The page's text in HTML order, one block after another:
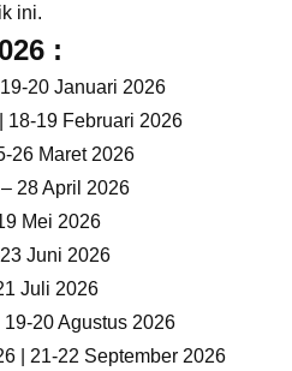
ini.
:
20 Januari 2026
18-19 Februari 2026
26 Maret 2026
28 April 2026
Mei 2026
Juni 2026
Juli 2026
20 Agustus 2026
| 21-22 September 2026